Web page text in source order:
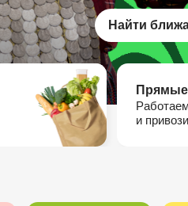
Прямые
и
Найти